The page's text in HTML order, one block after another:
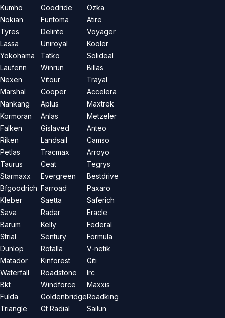
Kumho
Nokian
Tyres
Lassa
Yokohama
Laufenn
Nexen
Marshal
Nankang
Kormoran
Falken
Riken
Petlas
Taurus
Starmaxx
Bfgoodrich
Kleber
Sava
Barum
Strial
Dunlop
Matador
Waterfall
Bkt
Fulda
Triangle
Goodride
Funtoma
Delinte
Uniroyal
Tatko
Winrun
Vitour
Cooper
Aplus
Anlas
Gislaved
Landsail
Tracmax
Ceat
Evergreen
Farroad
Saetta
Radar
Kelly
Sentury
Rotalla
Kinforest
Roadstone
Windforce
Goldenbridge
Gt Radial
Özka
Atire
Voyager
Kooler
Solideal
Billas
Trayal
Accelera
Maxtrek
Metzeler
Anteo
Camso
Arroyo
Tegrys
Bestdrive
Paxaro
Saferich
Eracle
Federal
Formula
V-netik
Giti
Irc
Maxxis
Roadking
Sailun